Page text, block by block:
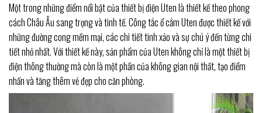
Một trong những điểm nổi bật của thiết bị điện Uten là thiết kế theo phong
cách Châu Âu sang trọng và tinh tế. Công tắc ổ cắm Uten được thiết kế với
những đường cong mềm mại, các chi tiết tinh xảo và sự chú ý đến từng chi
tiết nhỏ nhất. Với thiết kế này, sản phẩm của Uten không chỉ là một thiết bị
điện thông thường mà còn là một phần của không gian nội thất, tạo điểm
nhấn và tăng thêm vẻ đẹp cho căn phòng.